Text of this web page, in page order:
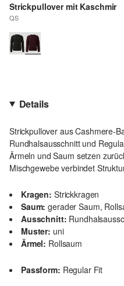
Strickpullover mit Kaschmir
QS
Details
Strickpullover aus Cashmere-
Rundhalsausschnitt und
Ärmeln und Saum setzen
Mischgewebe verbindet
Kragen: Strickkragen
Saum: gerader Saum,
Ausschnitt:
Muster: uni
Ärmel: Rollsaum
Passform: Regular Fit